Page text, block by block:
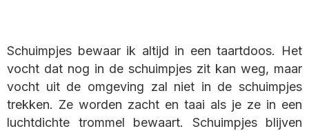
Schuimpjes bewaar ik altijd in een taartdoos. Het
vocht dat nog in de schuimpjes zit kan weg, maar
vocht uit de omgeving zal niet in de schuimpjes
trekken. Ze worden zacht en taai als je ze in een
luchtdichte trommel bewaart. Schuimpjes blijven